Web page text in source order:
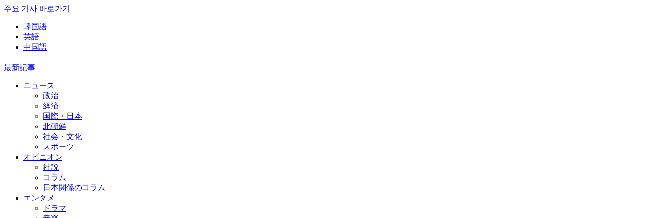
주요 기사 바로가기
韓国語
英語
中国語
最新記事
ニュース
政治
経済
国際・日本
北朝鮮
社会・文化
スポーツ
オピニオン
社説
コラム
日本関係のコラム
エンタメ
ドラマ